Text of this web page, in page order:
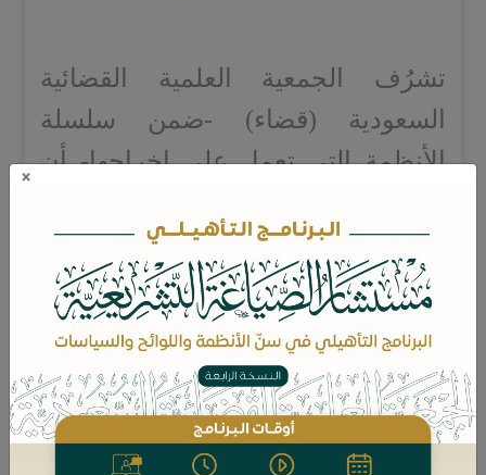
تشرُف الجمعية العلمية القضائية
السعودية (قضاء) -ضمن سلسلة
الأنظمة التي تعمل على إخراجها- أن
المميزة
والمفهرسة من نظام
الشركات ممزوجاً بلائحته التنفيذية
وباللائحة التنفيذية الخاصة بشركات
المساهمة المدرجة وغيرهما من
اللوائح ذات الصلة، وترجو أن تكون
مساندة للجميع من خلال الاستفادة
×